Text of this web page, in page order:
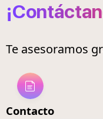
Te asesoramos
Contacto